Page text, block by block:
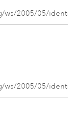
ws/2005/05/
ws/2005/05/